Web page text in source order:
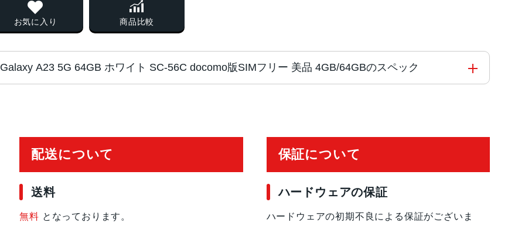
お気に入り 商品比較
Galaxy A23 5G 64GB ホワイト SC-56C docomo版SIMフリー 美品 4GB/64GBのスペック
ブラック、ホワイト、レッド
サイズ・重さ
配送について
送料
無料 となっております。
保証について
ハードウェアの保証
ハードウェアの初期不良による保証がございま